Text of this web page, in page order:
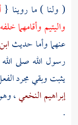
( ولنا ) ما روينا {
واليتيم وأقامهما خلفه
عنهما وأما حديث
رسول الله صلى
يثبت وبقي مجرد
إبراهيم النخعي،
.